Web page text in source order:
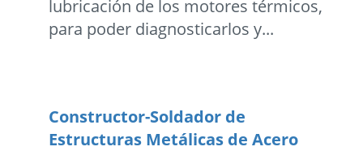
lubricación de los motores térmicos,
para poder diagnosticarlos y...
Constructor-Soldador de
Estructuras Metálicas de Acero